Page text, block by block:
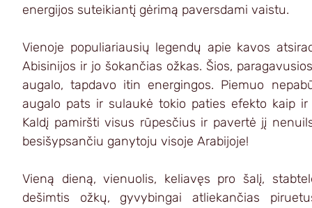
energijos suteikiantį gėrimą paversdami vaistu.
Vienoje populiariausių legendų apie kavos
Abisinijos ir jo šokančias ožkas. Šios,
augalo, tapdavo itin energingos. Piemuo
augalo pats ir sulaukė tokio paties efekto kaip
Kaldį pamiršti visus rūpesčius ir pavertė jį
besišypsančiu ganytoju visoje Arabijoje!
Vieną dieną, vienuolis, keliavęs pro šalį,
dešimtis ožkų, gyvybingai atliekančias